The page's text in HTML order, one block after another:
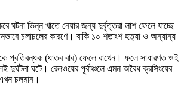
ভিন্ন খাতে নেয়ার জন্য দুর্বৃত্তরা লাশ ফেলে যাচ্ছে
চলাচলের কারণে। বাকি ১০ শতাংশ হত্যা ও অন্যান্য
প্রতিবন্ধক (ধাতব বার) ফেলে রাখেন। ফলে সাধারণত ওই
দুর্ঘটনা ঘটে। রেলওয়ের পূর্বাঞ্চলে এমন অবৈধ ক্রসিংয়ের
চলমান।